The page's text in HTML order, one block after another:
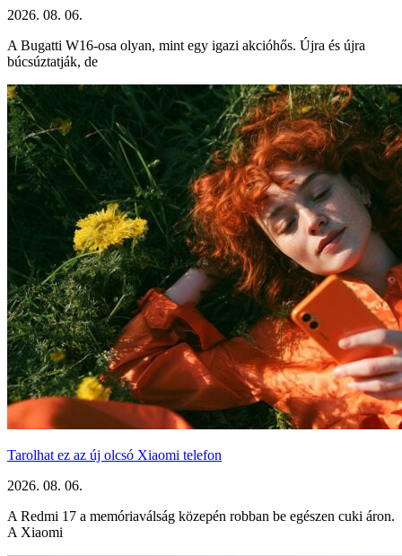
2026. 08. 06.
A Bugatti W16-osa olyan, mint egy igazi akcióhős. Újra és újra
búcsúztatják, de
Tarolhat ez az új olcsó Xiaomi telefon
2026. 08. 06.
A Redmi 17 a memóriaválság közepén robban be egészen cuki áron.
A Xiaomi